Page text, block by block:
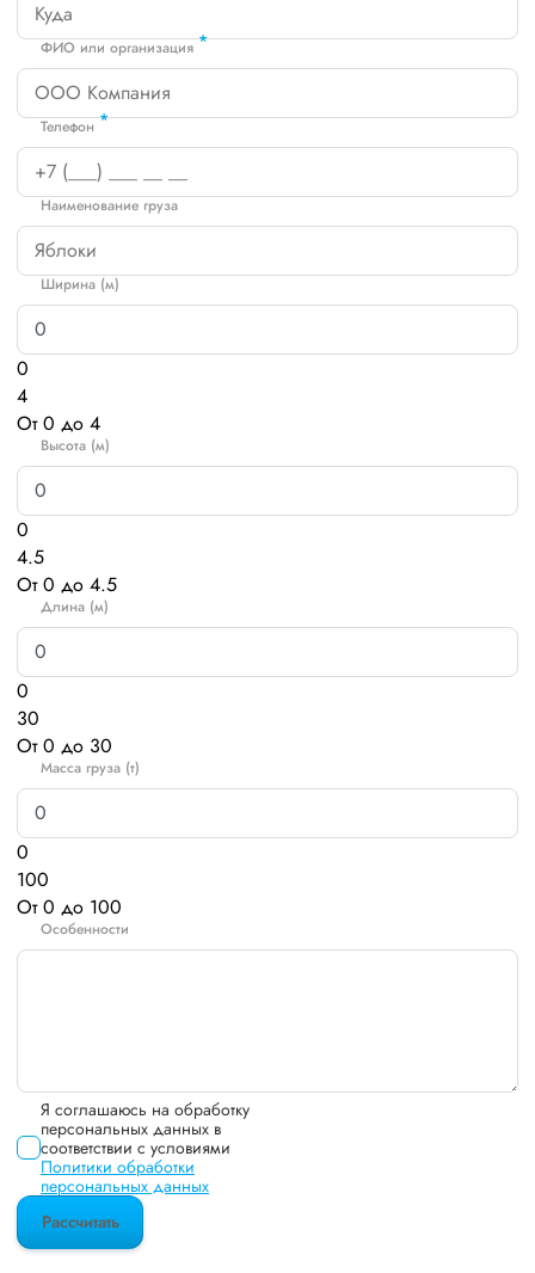
ФИО или организация *
Телефон *
Наименование груза
Ширина (м)
0
4
От 0 до 4
Высота (м)
0
4.5
От 0 до 4.5
Длина (м)
0
30
От 0 до 30
Масса груза (т)
0
100
От 0 до 100
Особенности
Я соглашаюсь на обработку
персональных данных в
соответствии с условиями
Политики обработки
персональных данных
Рассчитать